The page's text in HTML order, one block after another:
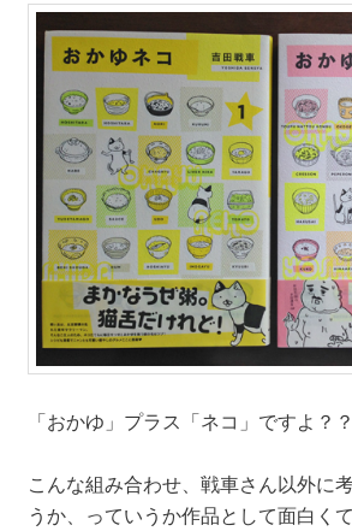
「おかゆ」プラス「ネコ」ですよ？？
こんな組み合わせ、戦車さん以外に
うか、っていうか作品として面白く